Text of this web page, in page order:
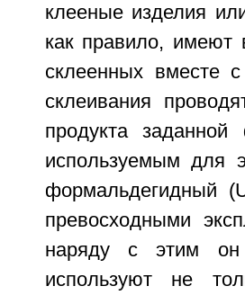
клееные изделия
как правило,
склеенных вместе
склеивания
продукта
используемым для
формальдегидный
превосходными
наряду с этим он
используют не